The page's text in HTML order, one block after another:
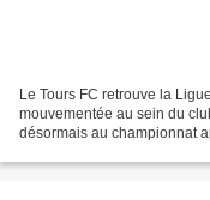
Le Tours FC retrouve la
mouvementée au sein du
désormais au championnat